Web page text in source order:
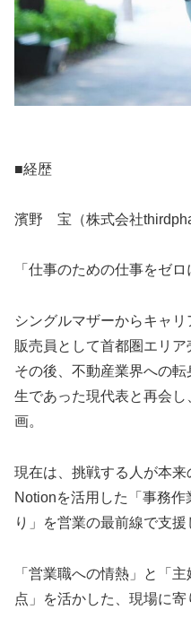
■経歴
濱野 宝（株式会社
「仕事のための仕事をゼ
シングルマザーからキャ
販売員として首都圏エリア
その後、不動産業界への
生であった現代表と再会
画。
現在は、挑戦する人が本来
Notionを活用した「事務
り」を営業の最前線で支援
「営業職への情熱」と「
点」を活かした、現場に寄